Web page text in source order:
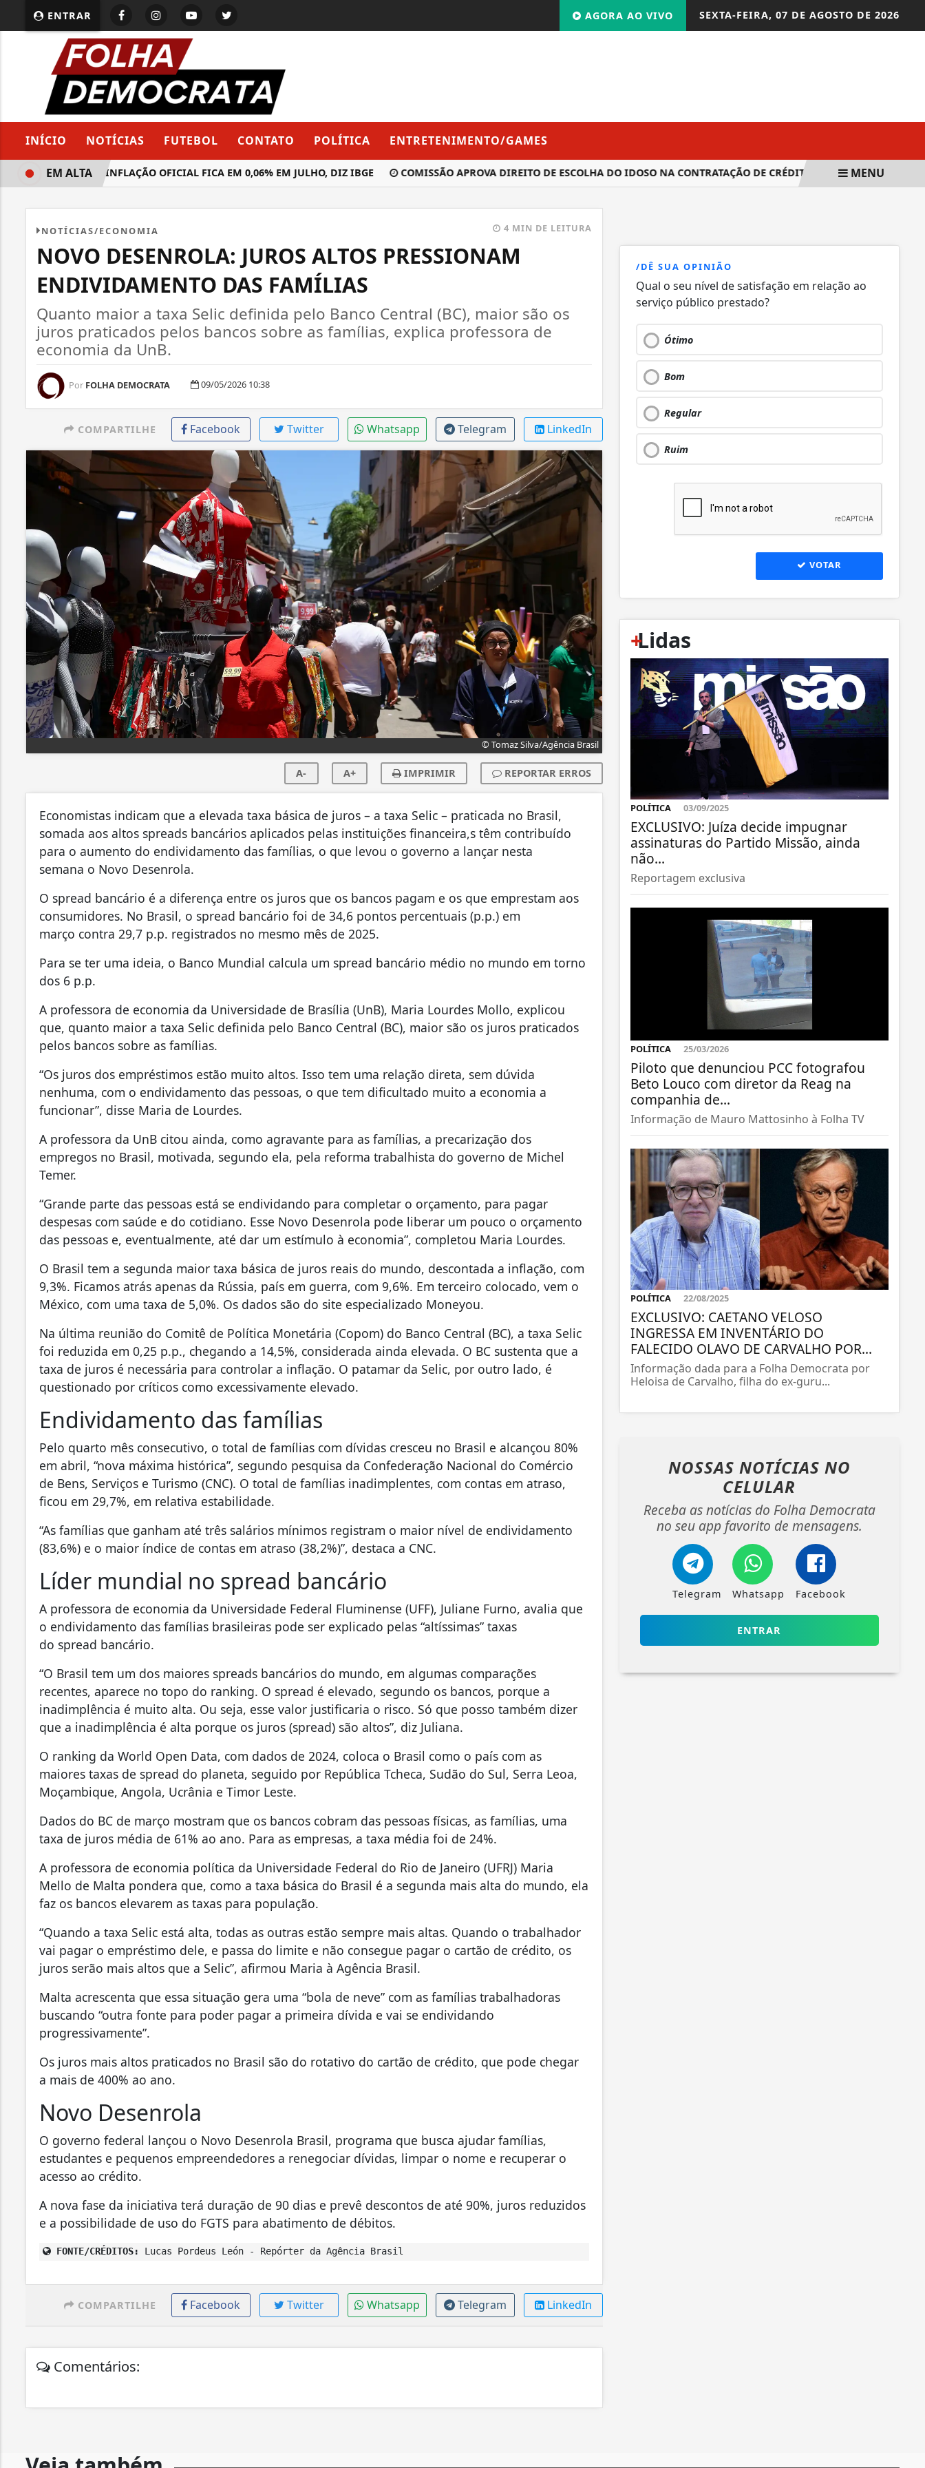
ENTRAR SEXTA-FEIRA, 07 DE AGOSTO DE 2026
AGORA AO VIVO
INÍCIO NOTÍCIAS FUTEBOL CONTATO POLÍTICA ENTRETENIMENTO/GAMES
PRÉVIA DA INFLAÇÃO OFICIAL FICA EM 0,06% EM JULHO, DIZ IBGE COMISSÃO APROVA DIREITO DE ESCOLHA DO IDOSO NA CONTRATAÇÃO DE CRÉDITO CONGRESSO
EM ALTA MENU
NOTÍCIAS/ECONOMIA 4 MIN DE LEITURA
NOVO DESENROLA: JUROS ALTOS PRESSIONAM
ENDIVIDAMENTO DAS FAMÍLIAS
Quanto maior a taxa Selic definida pelo Banco Central (BC), maior são os
juros praticados pelos bancos sobre as famílias, explica professora de
economia da UnB.
Por FOLHA DEMOCRATA 09/05/2026 10:38
COMPARTILHE Facebook Twitter Whatsapp Telegram LinkedIn
© Tomaz Silva/Agência Brasil
A- A+ IMPRIMIR REPORTAR ERROS
Economistas indicam que a elevada taxa básica de juros – a taxa Selic – praticada no Brasil,
somada aos altos spreads bancários aplicados pelas instituições financeira,s têm contribuído
para o aumento do endividamento das famílias, o que levou o governo a lançar nesta
semana o Novo Desenrola.
O spread bancário é a diferença entre os juros que os bancos pagam e os que emprestam aos
consumidores. No Brasil, o spread bancário foi de 34,6 pontos percentuais (p.p.) em
março contra 29,7 p.p. registrados no mesmo mês de 2025.
Para se ter uma ideia, o Banco Mundial calcula um spread bancário médio no mundo em torno
dos 6 p.p.
A professora de economia da Universidade de Brasília (UnB), Maria Lourdes Mollo, explicou
que, quanto maior a taxa Selic definida pelo Banco Central (BC), maior são os juros praticados
pelos bancos sobre as famílias.
“Os juros dos empréstimos estão muito altos. Isso tem uma relação direta, sem dúvida
nenhuma, com o endividamento das pessoas, o que tem dificultado muito a economia a
funcionar”, disse Maria de Lourdes.
A professora da UnB citou ainda, como agravante para as famílias, a precarização dos
empregos no Brasil, motivada, segundo ela, pela reforma trabalhista do governo de Michel
Temer.
“Grande parte das pessoas está se endividando para completar o orçamento, para pagar
despesas com saúde e do cotidiano. Esse Novo Desenrola pode liberar um pouco o orçamento
das pessoas e, eventualmente, até dar um estímulo à economia”, completou Maria Lourdes.
O Brasil tem a segunda maior taxa básica de juros reais do mundo, descontada a inflação, com
9,3%. Ficamos atrás apenas da Rússia, país em guerra, com 9,6%. Em terceiro colocado, vem o
México, com uma taxa de 5,0%. Os dados são do site especializado Moneyou.
Na última reunião do Comitê de Política Monetária (Copom) do Banco Central (BC), a taxa Selic
foi reduzida em 0,25 p.p., chegando a 14,5%, considerada ainda elevada. O BC sustenta que a
taxa de juros é necessária para controlar a inflação. O patamar da Selic, por outro lado, é
questionado por críticos como excessivamente elevado.
Endividamento das famílias
Pelo quarto mês consecutivo, o total de famílias com dívidas cresceu no Brasil e alcançou 80%
em abril, “nova máxima histórica”, segundo pesquisa da Confederação Nacional do Comércio
de Bens, Serviços e Turismo (CNC). O total de famílias inadimplentes, com contas em atraso,
ficou em 29,7%, em relativa estabilidade.
“As famílias que ganham até três salários mínimos registram o maior nível de endividamento
(83,6%) e o maior índice de contas em atraso (38,2%)”, destaca a CNC.
Líder mundial no spread bancário
A professora de economia da Universidade Federal Fluminense (UFF), Juliane Furno, avalia que
o endividamento das famílias brasileiras pode ser explicado pelas “altíssimas” taxas
do spread bancário.
“O Brasil tem um dos maiores spreads bancários do mundo, em algumas comparações
recentes, aparece no topo do ranking. O spread é elevado, segundo os bancos, porque a
inadimplência é muito alta. Ou seja, esse valor justificaria o risco. Só que posso também dizer
que a inadimplência é alta porque os juros (spread) são altos”, diz Juliana.
O ranking da World Open Data, com dados de 2024, coloca o Brasil como o país com as
maiores taxas de spread do planeta, seguido por República Tcheca, Sudão do Sul, Serra Leoa,
Moçambique, Angola, Ucrânia e Timor Leste.
Dados do BC de março mostram que os bancos cobram das pessoas físicas, as famílias, uma
taxa de juros média de 61% ao ano. Para as empresas, a taxa média foi de 24%.
A professora de economia política da Universidade Federal do Rio de Janeiro (UFRJ) Maria
Mello de Malta pondera que, como a taxa básica do Brasil é a segunda mais alta do mundo, ela
faz os bancos elevarem as taxas para população.
“Quando a taxa Selic está alta, todas as outras estão sempre mais altas. Quando o trabalhador
vai pagar o empréstimo dele, e passa do limite e não consegue pagar o cartão de crédito, os
juros serão mais altos que a Selic”, afirmou Maria à Agência Brasil.
Malta acrescenta que essa situação gera uma “bola de neve” com as famílias trabalhadoras
buscando “outra fonte para poder pagar a primeira dívida e vai se endividando
progressivamente”.
Os juros mais altos praticados no Brasil são do rotativo do cartão de crédito, que pode chegar
a mais de 400% ao ano.
Novo Desenrola
O governo federal lançou o Novo Desenrola Brasil, programa que busca ajudar famílias,
estudantes e pequenos empreendedores a renegociar dívidas, limpar o nome e recuperar o
acesso ao crédito.
A nova fase da iniciativa terá duração de 90 dias e prevê descontos de até 90%, juros reduzidos
e a possibilidade de uso do FGTS para abatimento de débitos.
FONTE/CRÉDITOS: Lucas Pordeus León - Repórter da Agência Brasil
COMPARTILHE Facebook Twitter Whatsapp Telegram LinkedIn
Comentários:
/DÊ SUA OPINIÃO
Qual o seu nível de satisfação em relação ao
serviço público prestado?
Ótimo
Bom
Regular
Ruim
VOTAR
+
Lidas
POLÍTICA 03/09/2025
EXCLUSIVO: Juíza decide impugnar
assinaturas do Partido Missão, ainda
não...
Reportagem exclusiva
POLÍTICA 25/03/2026
Piloto que denunciou PCC fotografou
Beto Louco com diretor da Reag na
companhia de...
Informação de Mauro Mattosinho à Folha TV
POLÍTICA 22/08/2025
EXCLUSIVO: CAETANO VELOSO
INGRESSA EM INVENTÁRIO DO
FALECIDO OLAVO DE CARVALHO POR...
Informação dada para a Folha Democrata por
Heloisa de Carvalho, filha do ex-guru...
NOSSAS NOTÍCIAS NO
CELULAR
Receba as notícias do Folha Democrata
no seu app favorito de mensagens.
Telegram Whatsapp Facebook
ENTRAR